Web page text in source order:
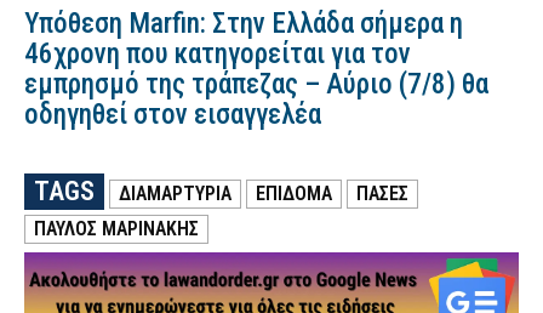
Υπόθεση Marfin: Στην Ελλάδα σήμερα η
46χρονη που κατηγορείται για τον
εμπρησμό της τράπεζας – Αύριο (7/8) θα
οδηγηθεί στον εισαγγελέα
TAGS ΔΙΑΜΑΡΤΥΡΙΑ ΕΠΙΔΟΜΑ
ΠΑΣΕΣ
ΠΑΥΛΟΣ ΜΑΡΙΝΑΚΗΣ